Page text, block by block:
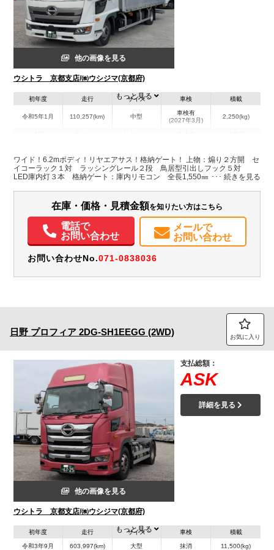
他の画像を見る
ウシトラ 京都支店/㈱ウシジマ(京都府)
初年度
令和5年1月
走行
110,257(km)
サイズ
中型
車検
車検有
(2027年3月)
積載
2,250(kg)
京都府
W:2,400
H:2,425
W:2,490
H:3,510
無
パワステ パワーウィンドウ エアバッグ 電動格納ミラー
バックモニター
もっと見る
ワイド！6.2mボディ！リヤエアサス！格納ゲート！ 上物：煽り２方開 セ
イコーラック１対 ラッシングレール２段 鳥居型引出しフック５対
LED庫内灯３本 格納ゲート：庫内リモコン 全長1,550㎜（キャスタース
1,000㎏
在庫・価格・見積金額を知りたい方はこちら
電話で
お問い合わせ
メールで
お問い合わせ
お問い合わせNo.071-0838036
日野 プロフィア 2DG-SH1EEGG (2WD) お気に入り
他の画像を見る
ウシトラ 京都支店/㈱ウシジマ(京都府)
支払総額：
ASK
詳細を見る
初年度
令和3年9月
走行
603,997(km)
サイズ
大型
車検
抹消
積載
11,500(kg)
もっと見る